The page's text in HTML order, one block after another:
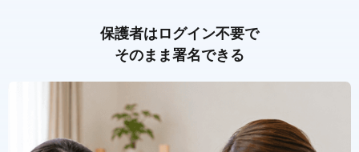
保護者はログイン不要で
そのまま署名できる